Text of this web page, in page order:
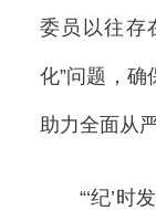
委员以往存
化”问题，确
助力全面从
“‘纪’时发